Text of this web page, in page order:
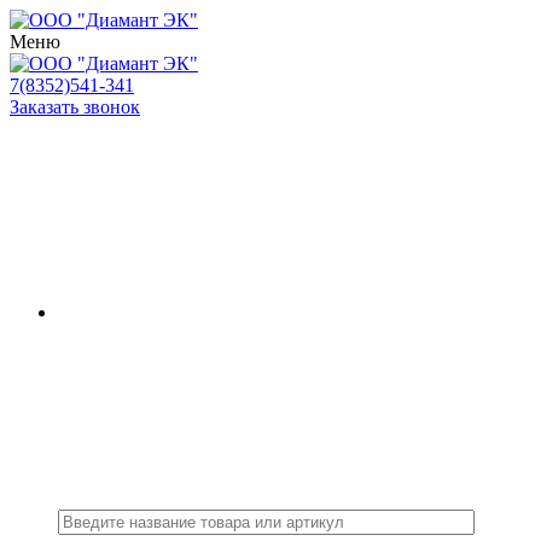
Меню
7(8352)541-341
Заказать звонок